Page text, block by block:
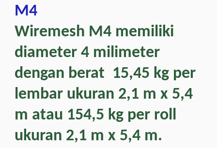
M4
Wiremesh M4 memiliki
diameter 4 milimeter
dengan berat 15,45 kg per
lembar ukuran 2,1 m x 5,4
m atau 154,5 kg per roll
ukuran 2,1 m x 5,4 m.